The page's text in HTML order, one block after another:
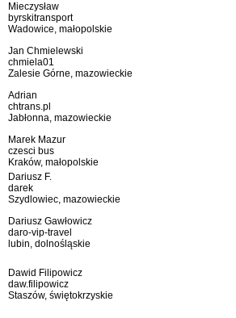
Mieczysław
byrskitransport
Wadowice, małopolskie
Jan Chmielewski
chmiela01
Zalesie Górne, mazowieckie
Adrian
chtrans.pl
Jabłonna, mazowieckie
Marek Mazur
czesci bus
Kraków, małopolskie
Dariusz F.
darek
Szydlowiec, mazowieckie
Dariusz Gawłowicz
daro-vip-travel
lubin, dolnośląskie
Dawid Filipowicz
daw.filipowicz
Staszów, świętokrzyskie